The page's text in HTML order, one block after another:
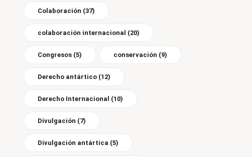
Colaboración (37)
colaboración internacional (20)
Congresos (5) conservación (9)
Derecho antártico (12)
Derecho Internacional (10)
Divulgación (7)
Divulgación antártica (5)